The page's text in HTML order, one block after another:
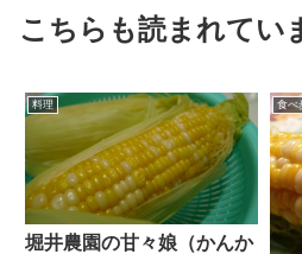
こちらも読まれてい
料理
堀井農園の甘々娘（かんか
食べ